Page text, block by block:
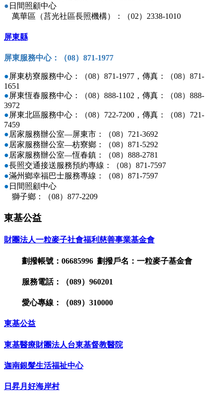
● 日間照顧中心
萬華區（莒光社區長照機構）：（02）2338-1010
屏東縣
屏東服務中心：（08）871-1977
●屏東枋寮服務中心：（08）871-1977，傳真：（08）871-
1651
●屏東恆春服務中心：（08）888-1102，傳真：（08）888-
3972
●屏東北區服務中心：（08）722-7200，傳真：（08）721-
7459
●居家服務辦公室—屏東市：（08）721-3692
●居家服務辦公室—枋寮鄉：（08）871-5292
●居家服務辦公室—恆春鎮：（08）888-2781
●長照交通接送服務預約專線：（08）871-7597
●滿州鄉幸福巴士服務專線：（08）871-7597
● 日間照顧中心
獅子鄉：
（08） 877-2209
東基公益
財團法人一粒麥子社會福利慈善事業基金會
劃撥帳號：06685996 劃撥戶名：一粒麥子基金會
服務電話：（089）960201
愛心專線：（089）310000
東基公益
東基醫療財團法人台東基督教醫院
迦南銀髮生活福祉中心
日昇月好海岸村